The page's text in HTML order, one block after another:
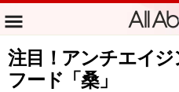
注目！アンチエイ
フード「桑」